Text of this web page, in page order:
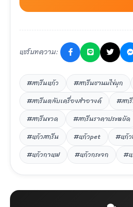
แชร์บทความ:
#สกรีนแก้ว #สกรีนชานมไข่มุก
#สกรีนตลับเครื่องสำอางค์
#สก
#สกรีนขวด
#สกรีนราคาประหยัด
#แก้วสกรีน
#แก้วpet #แก้ว
#แก้วกาแฟ
#แก้วกระจก #แ